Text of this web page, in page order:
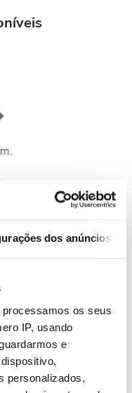
dos anúncios
processamos os seus
IP, usando
e
personalizados,